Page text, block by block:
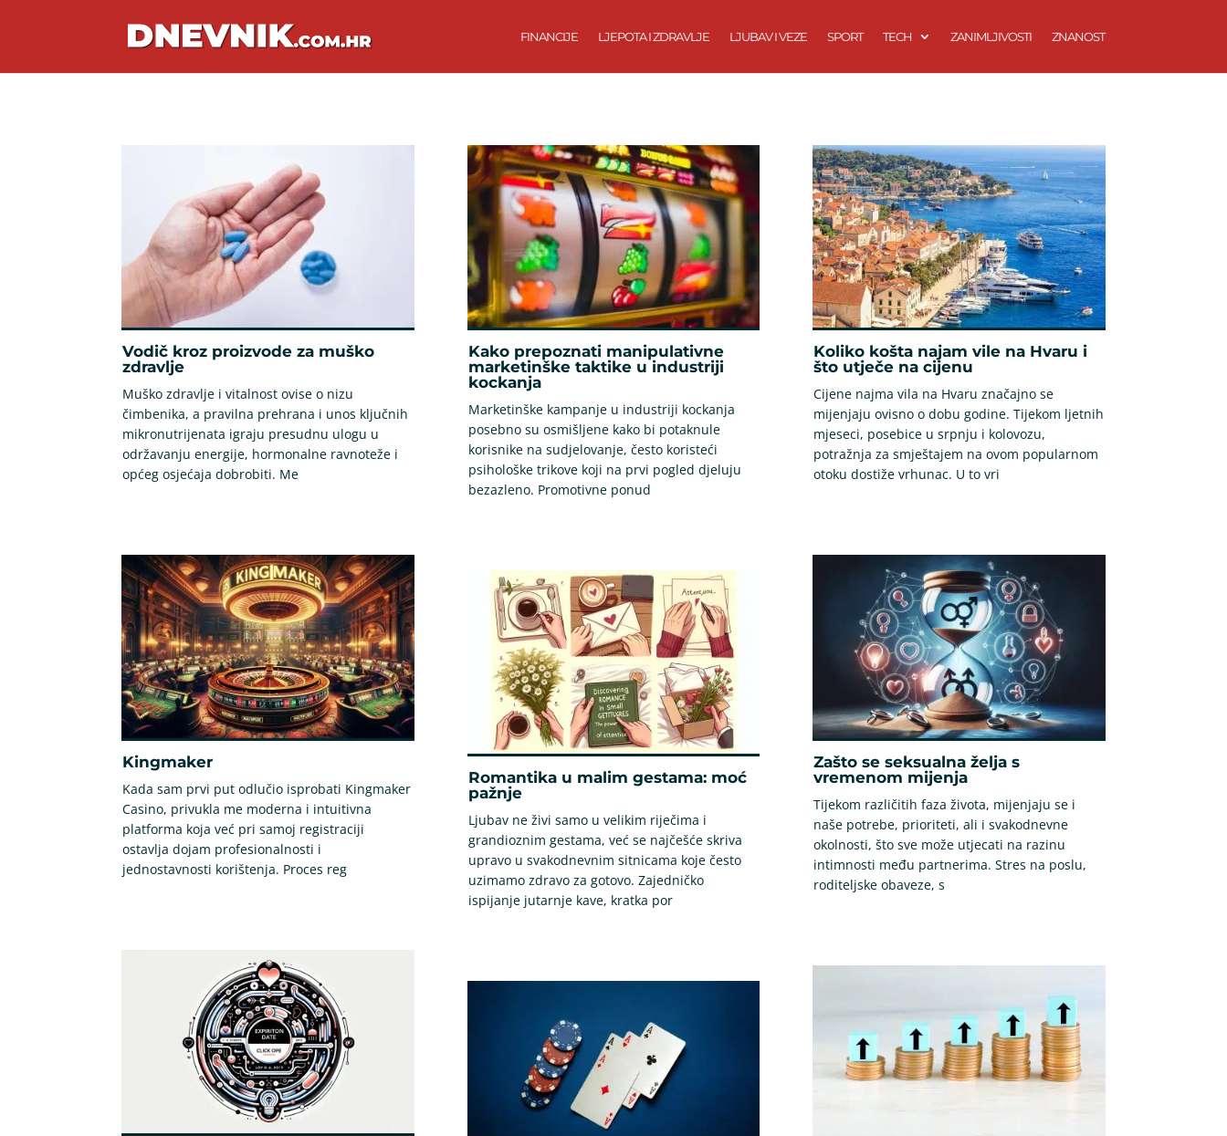
FINANCIJE LJEPOTA I ZDRAVLJE LJUBAV I VEZE SPORT TECH ZANIMLJIVOSTI ZNANOST
Vodič kroz proizvode za muško
zdravlje
Muško zdravlje i vitalnost ovise o nizu
čimbenika, a pravilna prehrana i unos ključnih
mikronutrijenata igraju presudnu ulogu u
održavanju energije, hormonalne ravnoteže i
općeg osjećaja dobrobiti. Me
Kingmaker
Kada sam prvi put odlučio isprobati Kingmaker
Casino, privukla me moderna i intuitivna
platforma koja već pri samoj registraciji
ostavlja dojam profesionalnosti i
jednostavnosti korištenja. Proces reg
Kako prepoznati manipulativne
marketinške taktike u industriji
kockanja
Marketinške kampanje u industriji kockanja
posebno su osmišljene kako bi potaknule
korisnike na sudjelovanje, često koristeći
psihološke trikove koji na prvi pogled djeluju
bezazleno. Promotivne ponud
Romantika u malim gestama: moć
pažnje
Ljubav ne živi samo u velikim riječima i
grandioznim gestama, već se najčešće skriva
upravo u svakodnevnim sitnicama koje često
uzimamo zdravo za gotovo. Zajedničko
ispijanje jutarnje kave, kratka por
Koliko košta najam vile na Hvaru i
što utječe na cijenu
Cijene najma vila na Hvaru značajno se
mijenjaju ovisno o dobu godine. Tijekom ljetnih
mjeseci, posebice u srpnju i kolovozu,
potražnja za smještajem na ovom popularnom
otoku dostiže vrhunac. U to vri
Zašto se seksualna želja s
vremenom mijenja
Tijekom različitih faza života, mijenjaju se i
naše potrebe, prioriteti, ali i svakodnevne
okolnosti, što sve može utjecati na razinu
intimnosti među partnerima. Stres na poslu,
roditeljske obaveze, s